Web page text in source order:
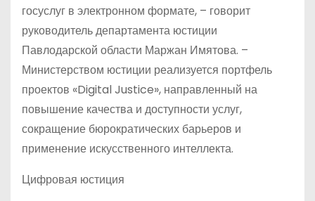
госуслуг в электронном формате, – говорит
руководитель департамента юстиции
Павлодарской области Маржан Имятова. –
Министерством юстиции реализуется портфель
проектов «Digital Justice», направленный на
повышение качества и доступности услуг,
сокращение бюрократических барьеров и
применение искусственного интеллекта.
Цифровая юстиция